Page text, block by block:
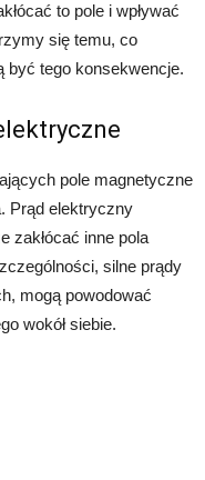
to pole i wpływać
się temu, co
być tego konsekwencje.
pole magnetyczne
Prąd elektryczny
zakłócać inne pola
silne prądy
mogą powodować
wokół siebie.